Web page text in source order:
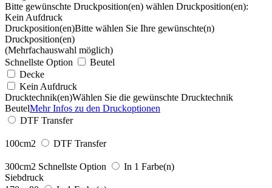
Bitte gewünschte Druckposition(en) wählen Druckposition(en):
Kein Aufdruck
Druckposition(en)Bitte wählen Sie Ihre gewünschte(n)
Druckposition(en)
(Mehrfachauswahl möglich)
Schnellste Option
Beutel
Decke
Kein Aufdruck
Drucktechnik(en)Wählen Sie die gewünschte Drucktechnik
BeutelMehr Infos zu den Druckoptionen
DTF Transfer
100cm2 DTF Transfer
300cm2 Schnellste Option
In 1 Farbe(n)
Siebdruck